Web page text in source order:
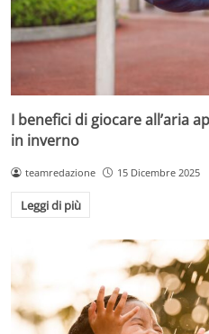
I benefici di giocare all’aria
in inverno
teamredazione 15 Dicembre 2025
Leggi di più